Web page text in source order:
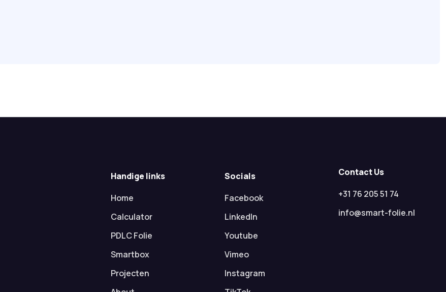
Handige links
Home
Calculator
PDLC Folie
Smartbox
Projecten
Socials
Facebook
LinkedIn
Youtube
Vimeo
Instagram
Contact Us
+31 76 205 51 74
info@smart-folie.nl